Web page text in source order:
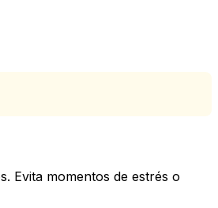
Evita momentos de estrés o